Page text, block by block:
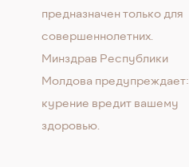
предназначен только для
совершеннолетних.
Минздрав Республики
Молдова предупреждает:
курение вредит вашему
здоровью.